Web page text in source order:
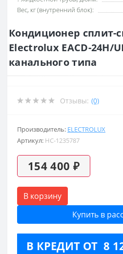
Вес, кг (внутренний блок):
Кондиционер сплит-
Electrolux EACD-24H/
канального типа
Отзывы: (0)
Производитель: ELECTROLUX
Артикул: НС-1235787
154 400 ₽
В корзину
Купить в
В КРЕДИТ ОТ 8